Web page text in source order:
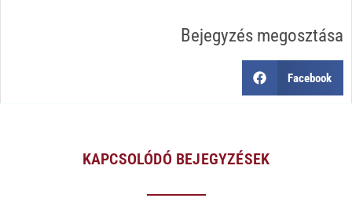
Bejegyzés megosztása
Facebook
KAPCSOLÓDÓ BEJEGYZÉSEK